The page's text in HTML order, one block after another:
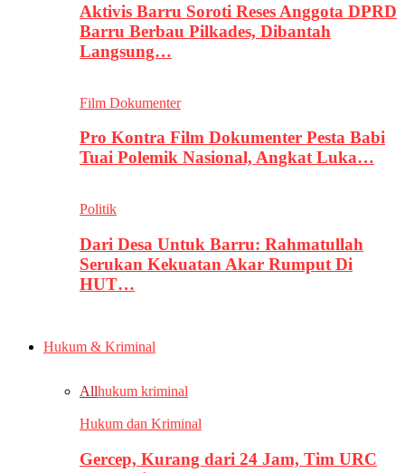
Aktivis Barru Soroti Reses Anggota DPRD
Barru Berbau Pilkades, Dibantah
Langsung…
Film Dokumenter
Pro Kontra Film Dokumenter Pesta Babi
Tuai Polemik Nasional, Angkat Luka…
Politik
Dari Desa Untuk Barru: Rahmatullah
Serukan Kekuatan Akar Rumput Di
HUT…
Hukum & Kriminal
Allhukum kriminal
Hukum dan Kriminal
Gercep, Kurang dari 24 Jam, Tim URC